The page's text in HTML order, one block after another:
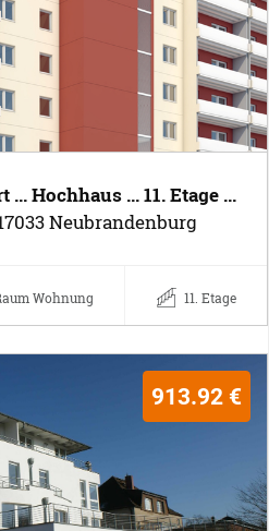
Hochhaus ... 11. Etage ...
Neubrandenburg
Wohnung 11. Etage
913.92 €